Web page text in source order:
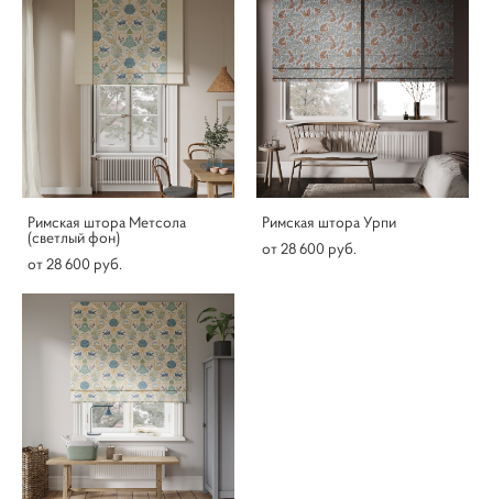
Римская штора Метсола
(светлый фон)
от 28 600 pуб.
Римская штора Урпи
от 28 600 pуб.